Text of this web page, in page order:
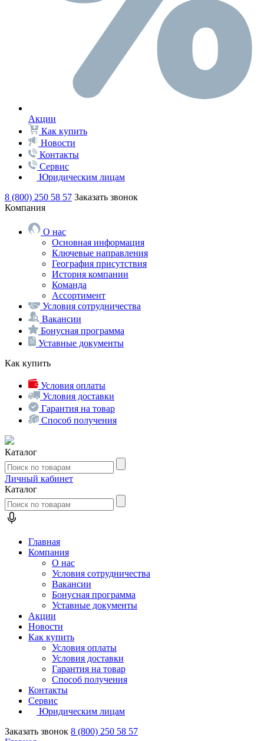
Акции
Как купить
Новости
Контакты
Сервис
Юридическим лицам
8 (800) 250 58 57 Заказать звонок
Компания
О нас
Основная информация
Ключевые направления
География присутствия
История компании
Команда
Ассортимент
Условия сотрудничества
Вакансии
Бонусная программа
Уставные документы
Как купить
Условия оплаты
Условия доставки
Гарантия на товар
Способ получения
Каталог
Личный кабинет
Каталог
Главная
Компания
О нас
Условия сотрудничества
Вакансии
Бонусная программа
Уставные документы
Акции
Новости
Как купить
Условия оплаты
Условия доставки
Гарантия на товар
Способ получения
Контакты
Сервис
Юридическим лицам
Заказать звонок 8 (800) 250 58 57